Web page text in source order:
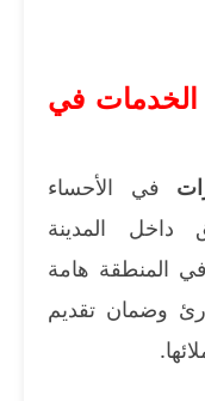
الخدمات في
في الأحساء
داخل المدينة
المنطقة هامة
وضمان تقديم